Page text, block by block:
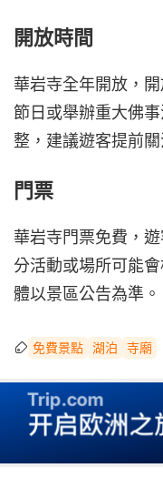
開放時間
華岩寺全年開放，
節日或舉辦重大佛
整，建議遊客提前
門票
華岩寺門票免費，
分活動或場所可能
體以景區公告為準。
免費景點 湖泊 寺廟